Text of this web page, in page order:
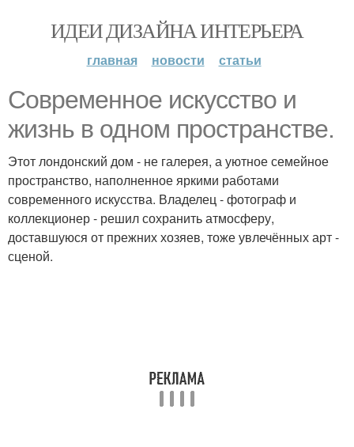
ИДЕИ ДИЗАЙНА ИНТЕРЬЕРА
главная новости статьи
Современное искусство и
жизнь в одном пространстве.
Этот лондонский дом - не галерея, а уютное семейное
пространство, наполненное яркими работами
современного искусства. Владелец - фотограф и
коллекционер - решил сохранить атмосферу,
доставшуюся от прежних хозяев, тоже увлечённых арт -
сценой.